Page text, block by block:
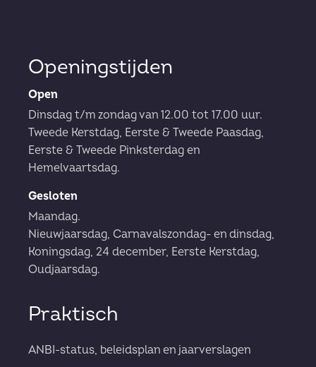
Openingstijden
Open
Dinsdag t/m zondag van 12.00 tot 17.00 uur.
Tweede Kerstdag, Eerste & Tweede Paasdag,
Eerste & Tweede Pinksterdag en
Hemelvaartsdag.
Gesloten
Maandag.
Nieuwjaarsdag, Carnavalszondag- en dinsdag,
Koningsdag, 24 december, Eerste Kerstdag,
Oudjaarsdag.
Praktisch
ANBI-status, beleidsplan en jaarverslagen